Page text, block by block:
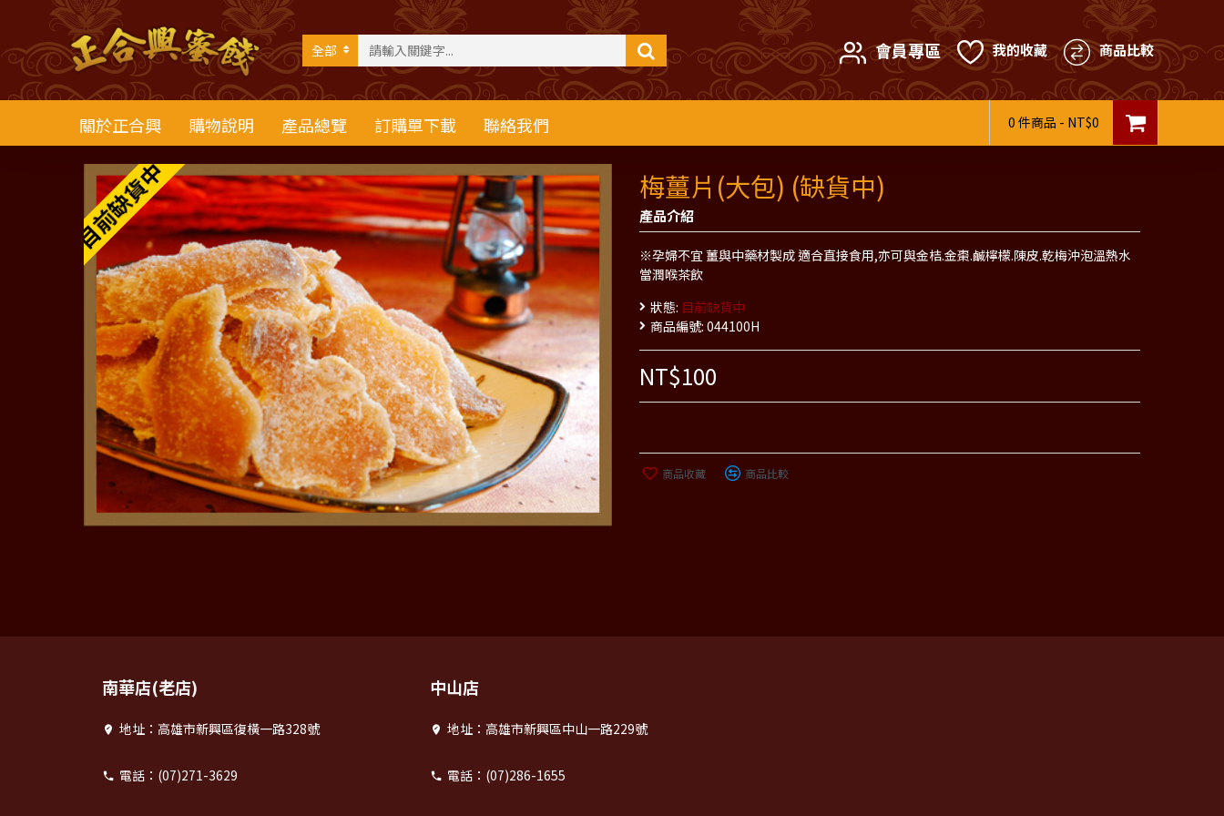
全部 會員專區 我的收藏 商品比較
關於正合興 購物說明 產品總覽 訂購單下載 聯絡我們 0 件商品 - NT$0
目前缺貨中 梅薑片(大包) (缺貨中)
產品介紹
※孕婦不宜 薑與中藥材製成 適合直接食用,亦可與金桔.金棗.鹹檸檬.陳皮.乾梅沖泡溫熱水
當潤喉茶飲
狀態: 目前缺貨中
商品編號: 044100H
NT$100
商品收藏 商品比較
南華店(老店)
地址：高雄市新興區復橫一路328號
電話：(07)271-3629
中山店
地址：高雄市新興區中山一路229號
電話：(07)286-1655